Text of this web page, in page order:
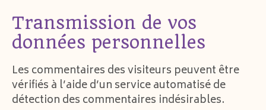
Transmission de vos
données personnelles
Les commentaires des visiteurs peuvent être
vérifiés à l’aide d’un service automatisé de
détection des commentaires indésirables.